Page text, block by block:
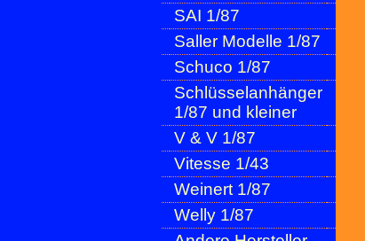
SAI 1/87
Saller Modelle 1/87
Schuco 1/87
Schlüsselanhänger
1/87 und kleiner
V & V 1/87
Vitesse 1/43
Weinert 1/87
Welly 1/87